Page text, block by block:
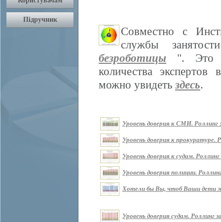
Совместно с
службы
безроботицы ". Это
количества
можно увидетьздесь.
Уровень доверия к СМИ. Роллинг
Уровень доверия к прокуратуре.
Уровень доверия к судам.
Уровень доверия полиции.
Хотели бы Вы, чтоб Ваши дети
Уровень доверия судам. Роллинг